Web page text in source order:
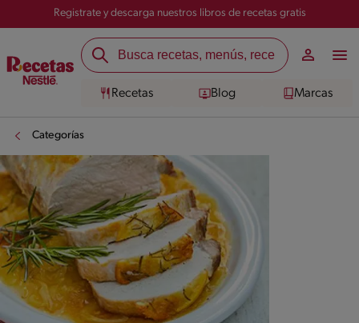
Registrate y descarga nuestros libros de recetas gratis
Recetas Blog Marcas
Categorías